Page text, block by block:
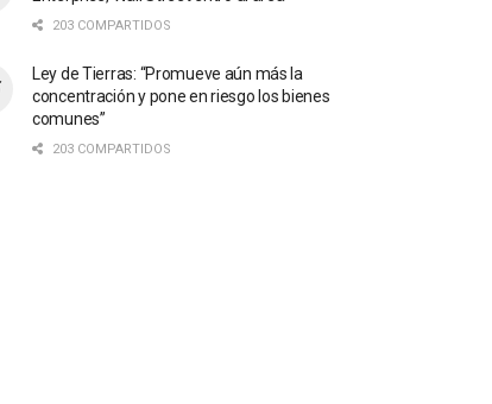
203 COMPARTIDOS
Ley de Tierras: “Promueve aún más la
concentración y pone en riesgo los bienes
comunes”
203 COMPARTIDOS